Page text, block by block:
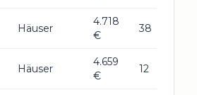
Häuser
4.718
€
38
Häuser
4.659
€
12